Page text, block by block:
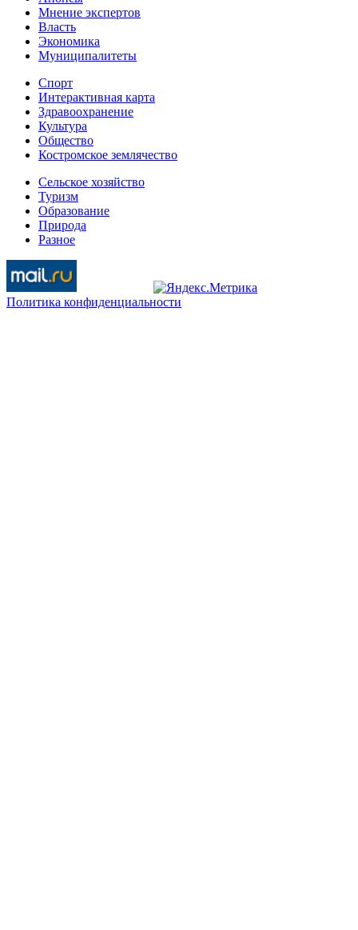
Мнение экспертов
Власть
Экономика
Муниципалитеты
Спорт
Интерактивная карта
Здравоохранение
Культура
Общество
Костромское землячество
Сельское хозяйство
Туризм
Образование
Природа
Разное
Политика конфиденциальности